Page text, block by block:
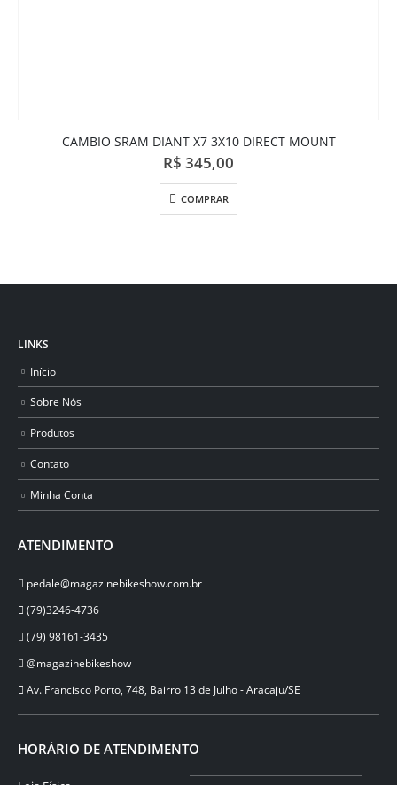
CAMBIO SRAM DIANT X7 3X10 DIRECT MOUNT
R$ 345,00
COMPRAR
LINKS
Início
Sobre Nós
Produtos
Contato
Minha Conta
ATENDIMENTO
pedale@magazinebikeshow.com.br
(79)3246-4736
(79) 98161-3435
@magazinebikeshow
⁠Av. Francisco Porto, 748, Bairro 13 de Julho - Aracaju/SE
HORÁRIO DE ATENDIMENTO